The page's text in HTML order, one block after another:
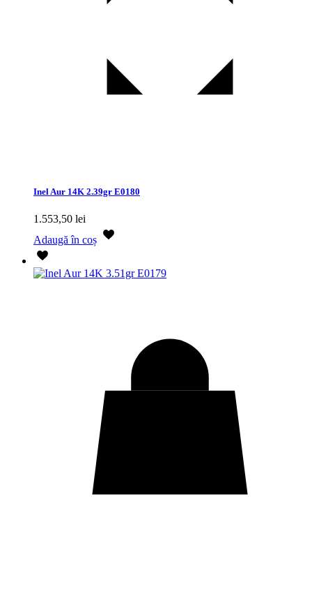
Inel Aur 14K 2.39gr E0180
1.553,50 lei
Adaugă în coș